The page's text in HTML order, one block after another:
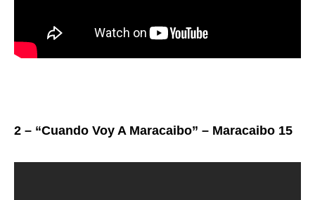
2 – “Cuando Voy A Maracaibo” – Maracaibo 15